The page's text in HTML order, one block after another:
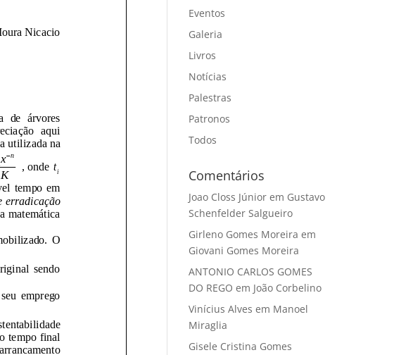
Eventos
Galeria
Livros
Notícias
Palestras
Patronos
Todos
Comentários
Joao Closs Júnior em Gustavo
Schenfelder Salgueiro
Girleno Gomes Moreira em
Giovani Gomes Moreira
ANTONIO CARLOS GOMES
DO REGO em João Corbelino
Vinícius Alves em Manoel
Miraglia
Gisele Cristina Gomes